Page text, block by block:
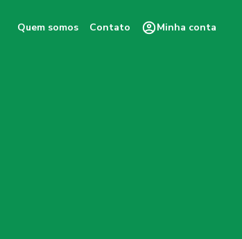
Quem somos Contato Minha conta